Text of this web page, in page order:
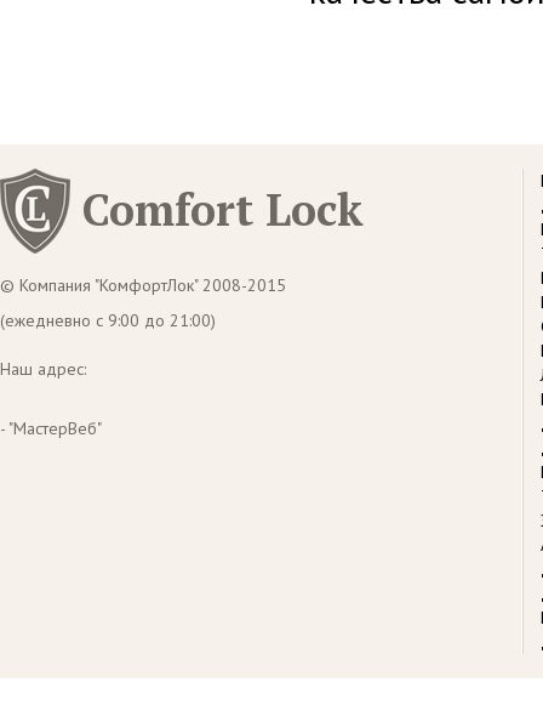
Comfort Lock
© Компания "КомфортЛок" 2008-2015
(ежедневно с 9:00 до 21:00)
Наш адрес:
- "МастерВеб"